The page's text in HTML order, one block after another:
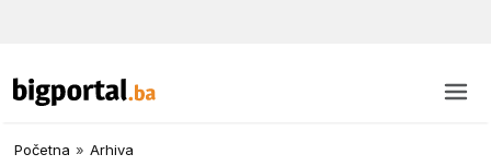
Početna » Arhiva